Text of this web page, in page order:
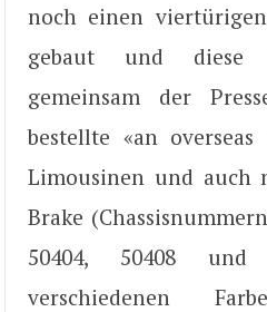
noch einen
gebaut und diese
gemeinsam der
bestellte «an
Limousinen und auch
Brake
50404, 50408
verschiedenen